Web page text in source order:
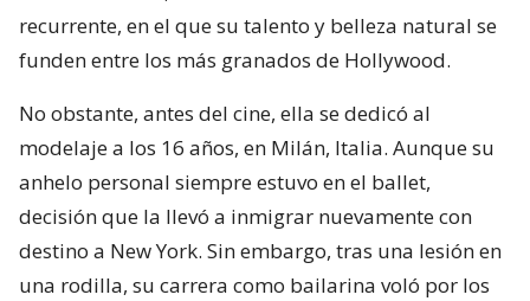
recurrente, en el que su talento y belleza natural se
funden entre los más granados de Hollywood.
No obstante, antes del cine, ella se dedicó al
modelaje a los 16 años, en Milán, Italia. Aunque su
anhelo personal siempre estuvo en el ballet,
decisión que la llevó a inmigrar nuevamente con
destino a New York. Sin embargo, tras una lesión en
una rodilla, su carrera como bailarina voló por los